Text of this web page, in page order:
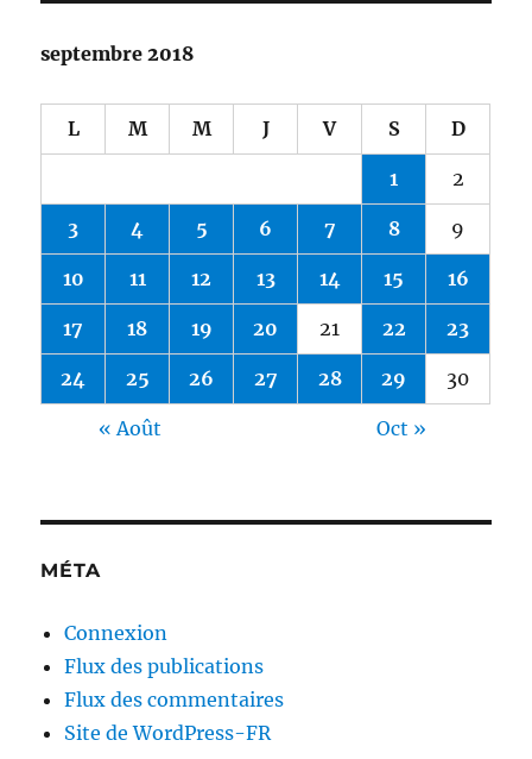
septembre 2018
L M M J V S D
1 2
3 4 5 6 7 8 9
10 11 12 13 14 15 16
17 18 19 20 21 22 23
24 25 26 27 28 29 30
« Août Oct »
MÉTA
Connexion
Flux des publications
Flux des commentaires
Site de WordPress-FR